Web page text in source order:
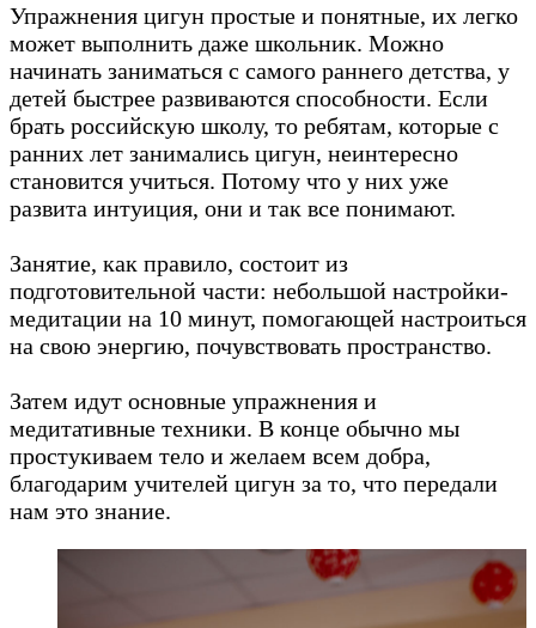
Упражнения цигун простые и понятные, их легко
может выполнить даже школьник. Можно
начинать заниматься с самого раннего детства, у
детей быстрее развиваются способности. Если
брать российскую школу, то ребятам, которые с
ранних лет занимались цигун, неинтересно
становится учиться. Потому что у них уже
развита интуиция, они и так все понимают.
Занятие, как правило, состоит из
подготовительной части: небольшой настройки-
медитации на 10 минут, помогающей настроиться
на свою энергию, почувствовать пространство.
Затем идут основные упражнения и
медитативные техники. В конце обычно мы
простукиваем тело и желаем всем добра,
благодарим учителей цигун за то, что передали
нам это знание.